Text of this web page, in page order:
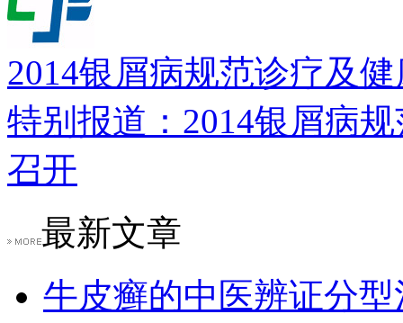
2014银屑病规范诊疗及
特别报道：2014银屑病
召开
最新文章
牛皮癣的中医辨证分